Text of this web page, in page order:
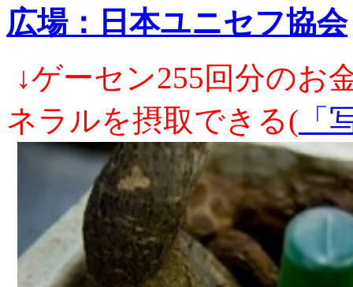
広場：日本ユニセフ協会
↓ゲーセン255回分のお
ネラルを摂取できる( 「